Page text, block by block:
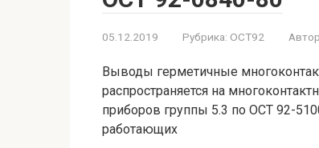
05.12.2019 Рубрика: ОСТ92
Выводы герметичные
распространяется на
приборов группы 5.3 по ОСТ 92-
работающих